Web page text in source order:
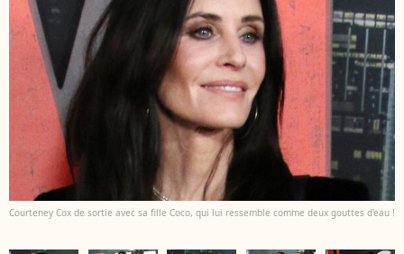
Courteney Cox de sortie avec sa fille Coco, qui lui ressemble comme deux gouttes d'eau !